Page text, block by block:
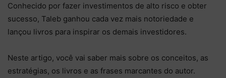
Conhecido por fazer investimentos de alto risco e obter
sucesso, Taleb ganhou cada vez mais notoriedade e
lançou livros para inspirar os demais investidores.
Neste artigo, você vai saber mais sobre os conceitos, as
estratégias, os livros e as frases marcantes do autor.